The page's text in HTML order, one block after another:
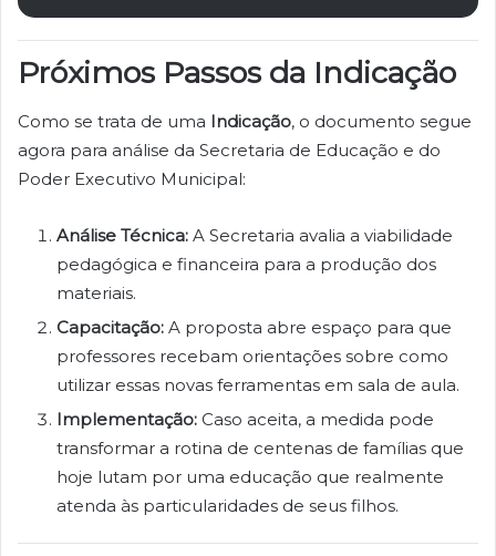
Próximos Passos da Indicação
Como se trata de uma Indicação, o documento segue
agora para análise da Secretaria de Educação e do
Poder Executivo Municipal:
Análise Técnica: A Secretaria avalia a viabilidade
pedagógica e financeira para a produção dos
materiais.
Capacitação: A proposta abre espaço para que
professores recebam orientações sobre como
utilizar essas novas ferramentas em sala de aula.
Implementação: Caso aceita, a medida pode
transformar a rotina de centenas de famílias que
hoje lutam por uma educação que realmente
atenda às particularidades de seus filhos.